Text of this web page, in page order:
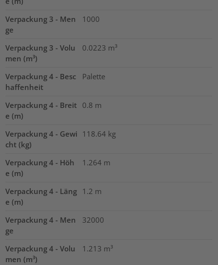
Verpackung 3 - Men
ge
1000
Verpackung 3 - Volu
men (m³)
0.0223 m³
Verpackung 4 - Besc
haffenheit
Palette
Verpackung 4 - Breit
e (m)
0.8 m
Verpackung 4 - Gewi
cht (kg)
118.64 kg
Verpackung 4 - Höh
e (m)
1.264 m
Verpackung 4 - Läng
e (m)
1.2 m
Verpackung 4 - Men
ge
32000
Verpackung 4 - Volu
men (m³)
1.213 m³